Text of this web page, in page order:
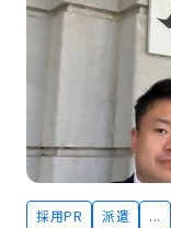
採用PR 派遣 ...